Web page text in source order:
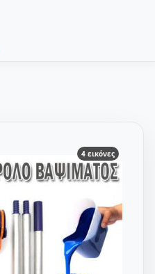
4 εικόνες